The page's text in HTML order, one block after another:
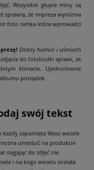
Wszystkie głupie miny są
sprawia, że impreza wyróżnia
foto ramka która wprowadzi
Dobry humor i uśmiech
do fotobudki sprawi, że
klimacie. Ujednolicenie
porządek.
swój tekst
każdy zapamięta Wasz wesele
umieścić na produkcie
sięgając do zdjęć nie
i na kogo weselu została